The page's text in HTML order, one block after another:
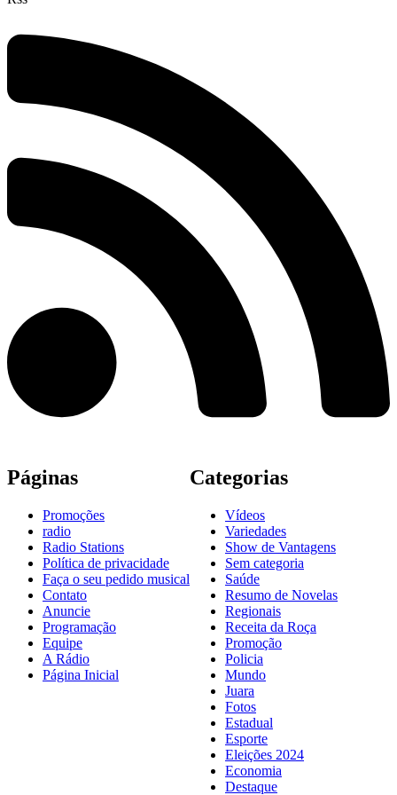
Páginas
Promoções
radio
Radio Stations
Política de privacidade
Faça o seu pedido musical
Contato
Anuncie
Programação
Equipe
A Rádio
Página Inicial
Categorias
Vídeos
Variedades
Show de Vantagens
Sem categoria
Saúde
Resumo de Novelas
Regionais
Receita da Roça
Promoção
Policia
Mundo
Juara
Fotos
Estadual
Esporte
Eleições 2024
Economia
Destaque